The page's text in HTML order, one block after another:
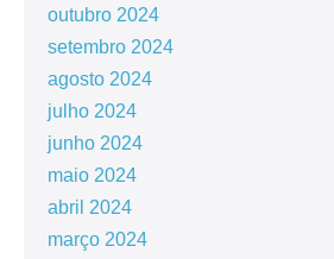
outubro 2024
setembro 2024
agosto 2024
julho 2024
junho 2024
maio 2024
abril 2024
março 2024